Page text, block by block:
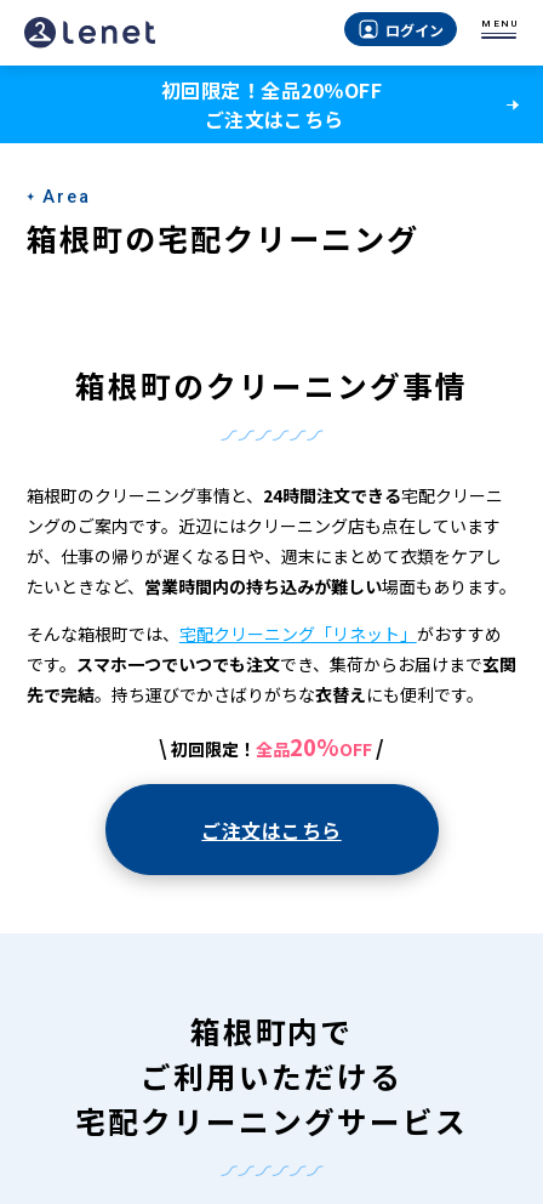
箱
根
の
ク
リ
＆
宅
配
ク
リ
ー
ログイン MENU
初回限定！全品20％OFF
ご注文はこちら
Area
箱根町の宅配クリーニング
箱根町のクリーニング事情
箱根町のクリーニング事情と、 24時間注文できる宅配クリーニ
ングのご案内です。近辺にはクリーニング店も点在しています
が、仕事の帰りが遅くなる日や、週末にまとめて衣類をケアし
たいときなど、 営業時間内の持ち込みが難しい場面もあります。
そんな箱根町では、 宅配クリーニング「リネット」 がおすすめ
です。 スマホ一つでいつでも注文でき、集荷からお届けまで玄関
先で完結。持ち運びでかさばりがちな衣替えにも便利です。
\ 初回限定！ 全品20%OFF /
ご注文はこちら
箱根町内で
ご利用いただける
宅配クリーニングサービス